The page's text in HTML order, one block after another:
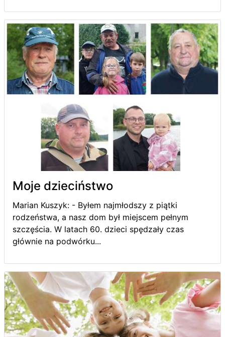
Moje dzieciństwo
Marian Kuszyk: - Byłem najmłodszy z piątki
rodzeństwa, a nasz dom był miejscem pełnym
szczęścia. W latach 60. dzieci spędzały czas
głównie na podwórku...